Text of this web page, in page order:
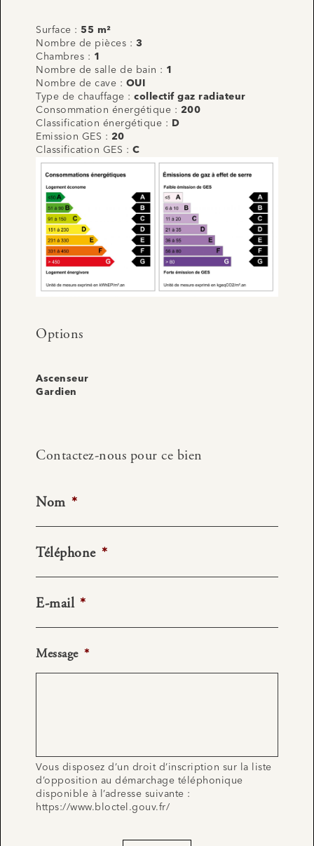
Surface : 55 m²
Nombre de pièces : 3
Chambres : 1
Nombre de salle de bain : 1
Nombre de cave : OUI
Type de chauffage : collectif gaz radiateur
Consommation énergétique : 200
Classification énergétique :
D
Emission GES : 20
Classification GES : C
Options
Ascenseur
Gardien
Contactez-nous pour ce bien
Nom *
Téléphone *
E-mail *
Message *
Vous disposez d’un droit d’inscription sur la liste
d’opposition au démarchage téléphonique
disponible à l’adresse suivante :
https://www.bloctel.gouv.fr/